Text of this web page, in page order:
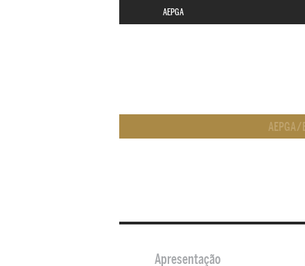
AEPGA
AEPGA/
Apresentação